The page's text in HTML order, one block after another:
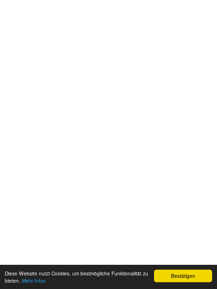
Bestätigen
Diese Website nutzt Cookies, um bestmögliche Funktionalität zu
bieten. Mehr Infos